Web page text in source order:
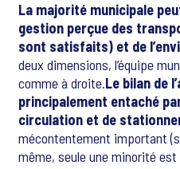
La majorité municipale
gestion perçue des
sont satisfaits) et de
deux dimensions, l’équipe
comme à droite.Le bilan de
principalement entaché
circulation et de
mécontentement important
même, seule une minorité